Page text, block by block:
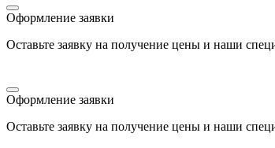
Оформление заявки
Оставьте заявку на получение цены и наши
Оформление заявки
Оставьте заявку на получение цены и наши